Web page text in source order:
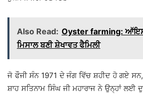
Also Read: Oyster farming:
ਮਿਸਾਲ ਬਣੀ ਸ਼ੇਖਾਵਤ ਫੈਮਿਲੀ
ਜੋ ਫੌਜੀ ਸੰਨ 1971 ਦੇ ਜੰਗ ਵਿੱਚ ਸ਼ਹੀਦ ਹੋ ਗਏ
ਸ਼ਾਹ ਸਤਿਨਾਮ ਸਿੰਘ ਜੀ ਮਹਾਰਾਜ ਨੇ ਉਨ੍ਹਾਂ